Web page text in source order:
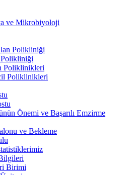
ve Mikrobiyoloji
Polikliniği
Polikliniği
Poliklinikleri
Poliklinikleri
Önemi ve Başarılı Emzirme
ve Bekleme
Birimi